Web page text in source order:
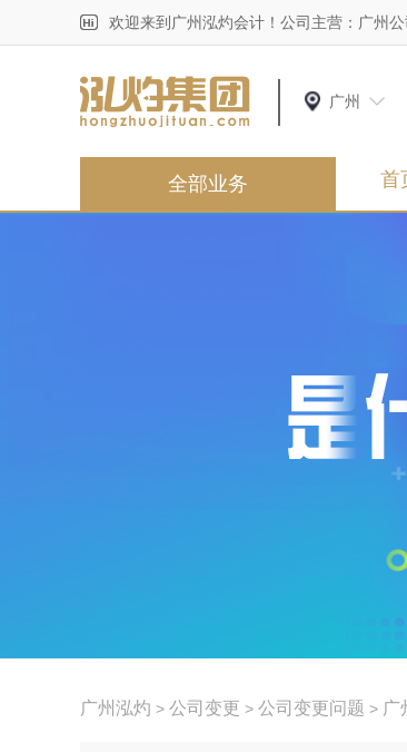
欢迎来到广州泓灼会计！公司主营：广州
广州
全部业务 首
广州泓灼 > 公司变更 > 公司变更问题 > 广